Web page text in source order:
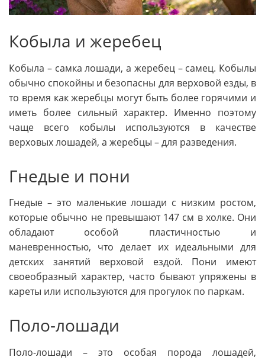
Кобыла и жеребец
Кобыла – самка лошади, а жеребец – самец. Кобылы
обычно спокойны и безопасны для верховой езды, в
то время как жеребцы могут быть более горячими и
иметь более сильный характер. Именно поэтому
чаще всего кобылы используются в качестве
верховых лошадей, а жеребцы – для разведения.
Гнедые и пони
Гнедые – это маленькие лошади с низким ростом,
которые обычно не превышают 147 см в холке. Они
обладают особой пластичностью и
маневренностью, что делает их идеальными для
детских занятий верховой ездой. Пони имеют
своеобразный характер, часто бывают упряжены в
кареты или используются для прогулок по паркам.
Поло-лошади
Поло-лошади – это особая порода лошадей,